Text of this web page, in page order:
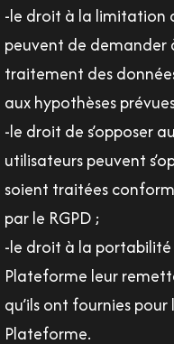
-le droit à la limitation
peuvent de
traitement des
aux hypothèses
-le droit de s’opposer
utilisateurs peuvent
soient traitées
par le RGPD ;
-le droit à la
Plateforme leur
qu’ils ont fournies
Plateforme.